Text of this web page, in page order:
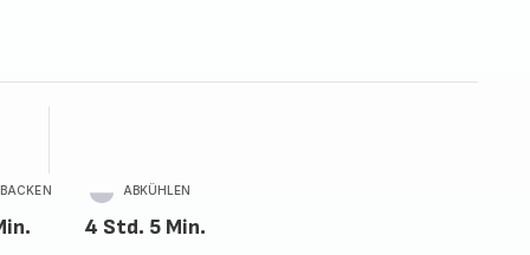
BACKEN ABKÜHLEN
4 Std. 5 Min.